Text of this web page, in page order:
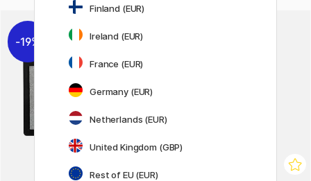
19%
Finland (EUR)
Ireland (EUR)
France (EUR)
Germany (EUR)
Netherlands (EUR)
United Kingdom (GBP)
Rest of EU (EUR)